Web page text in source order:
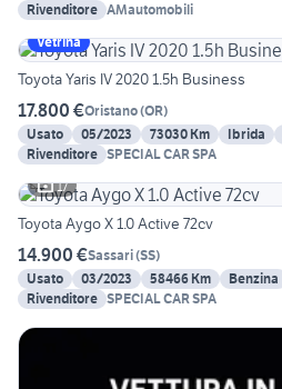
Rivenditore AMautomobili
Vetrina
Toyota Yaris IV 2020 1.5h Business
17.800 €Oristano(OR)
Usato
05/2023 73030 Km Ibrida
Rivenditore SPECIAL CAR SPA
17
Toyota Aygo X 1.0 Active 72cv
14.900 €Sassari(SS)
Usato
03/2023 58466 Km Benzina
Rivenditore SPECIAL CAR SPA